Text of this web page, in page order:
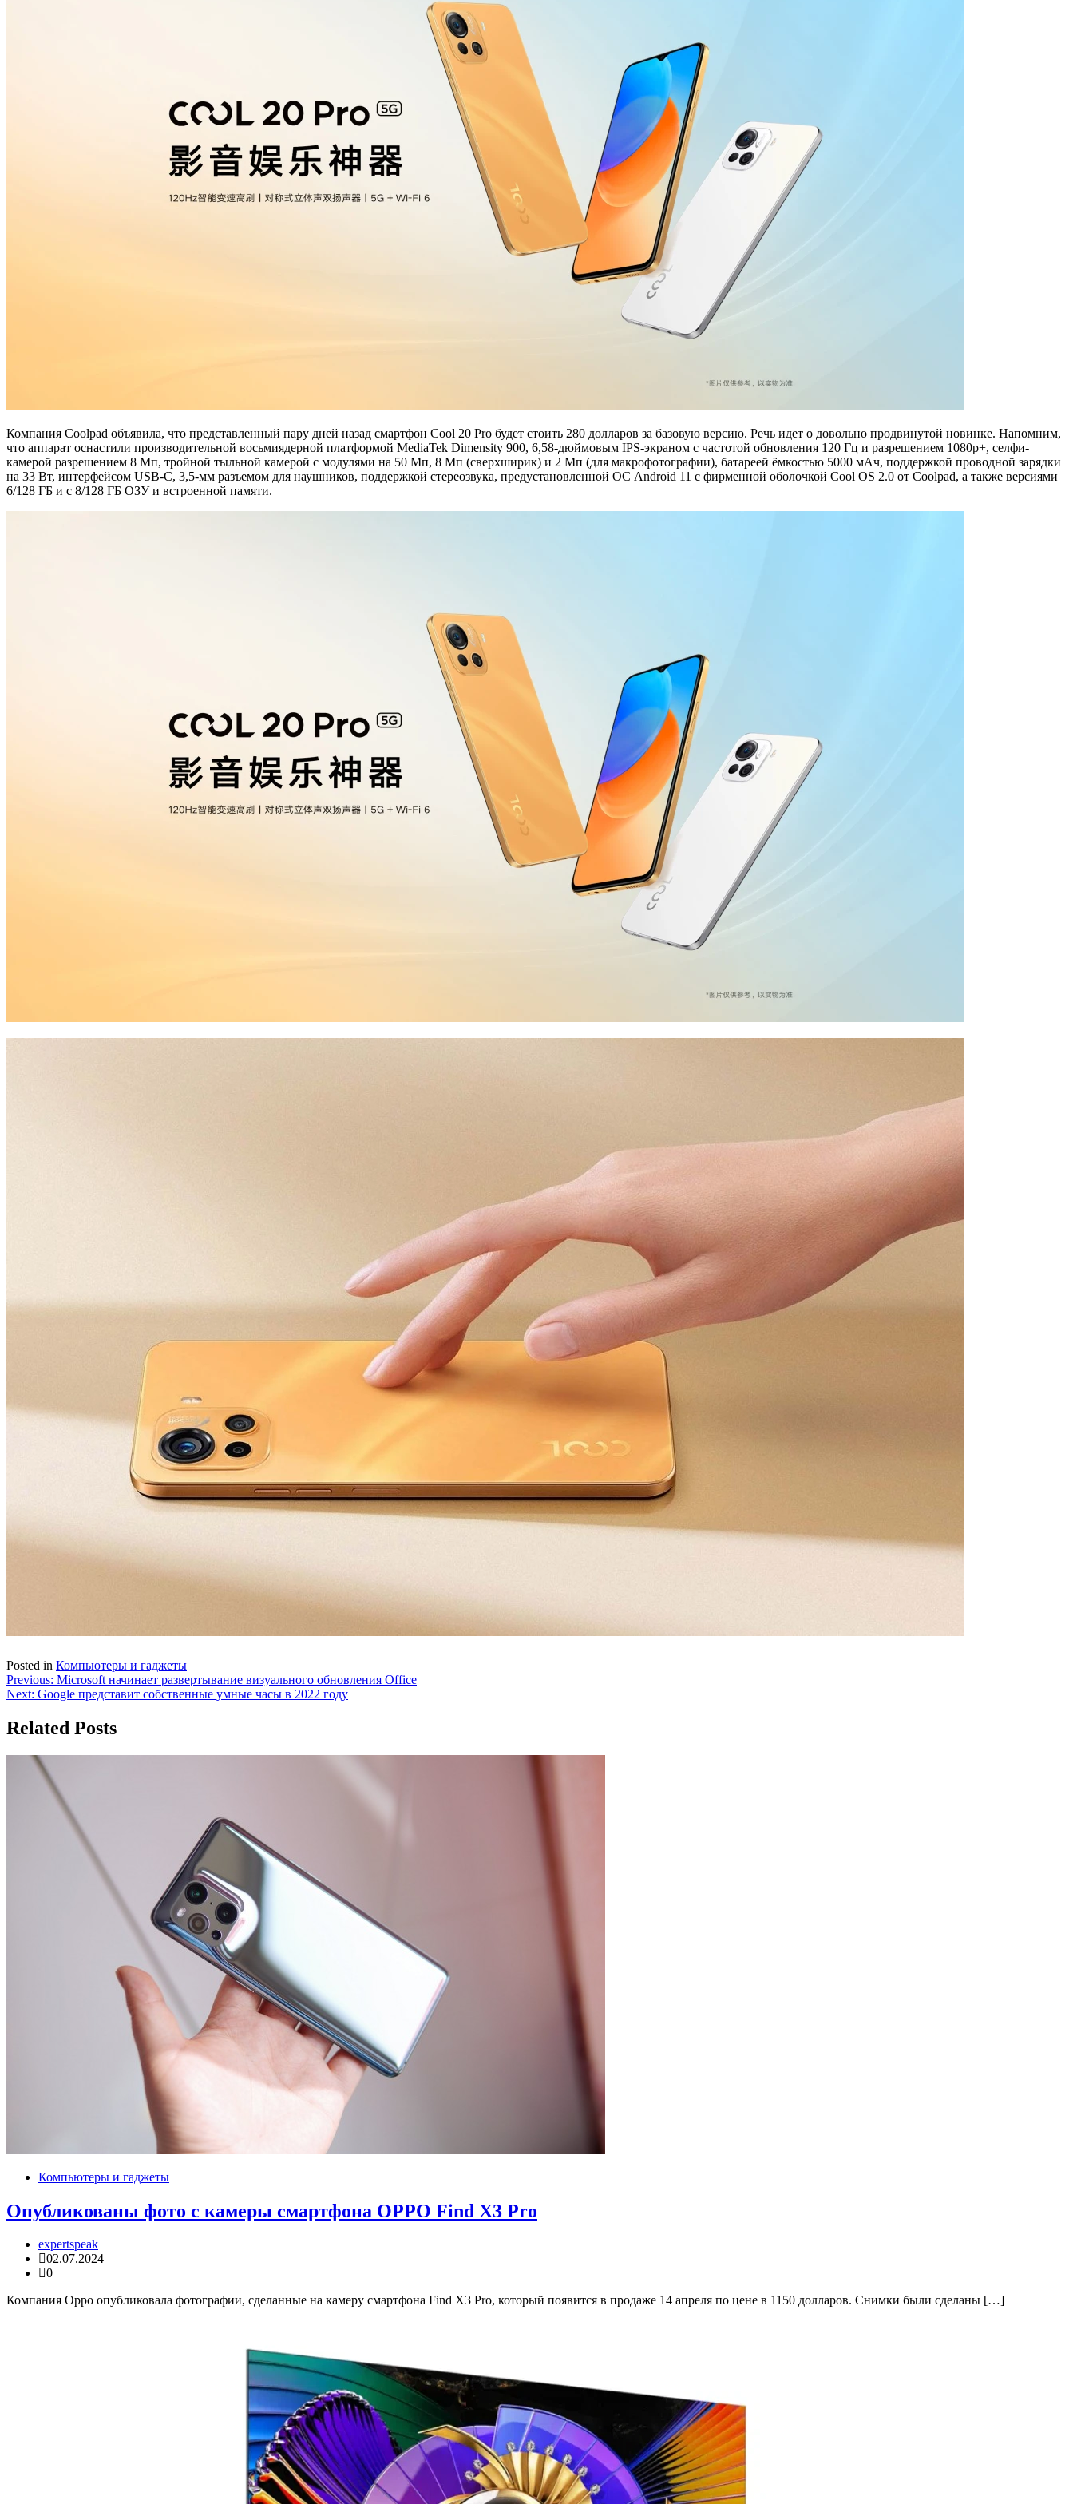
Компания Coolpad объявила, что представленный пару дней назад смартфон Cool 20 Pro будет стоить 280 долларов за базовую версию. Речь идет о довольно продвинутой новинке. Напомним,
что аппарат оснастили производительной восьмиядерной платформой MediaTek Dimensity 900, 6,58-дюймовым IPS-экраном с частотой обновления 120 Гц и разрешением 1080p+, селфи-
камерой разрешением 8 Мп, тройной тыльной камерой с модулями на 50 Мп, 8 Мп (сверхширик) и 2 Мп (для макрофотографии), батареей ёмкостью 5000 мАч, поддержкой проводной зарядки
на 33 Вт, интерфейсом USB-C, 3,5-мм разъемом для наушников, поддержкой стереозвука, предустановленной ОС Android 11 с фирменной оболочкой Cool OS 2.0 от Coolpad, а также версиями
6/128 ГБ и с 8/128 ГБ ОЗУ и встроенной памяти.
Posted in Компьютеры и гаджеты
Навигация
по
записям
Previous: Microsoft начинает развертывание визуального обновления Office
Next: Google представит собственные умные часы в 2022 году
Related Posts
Компьютеры и гаджеты
Опубликованы фото с камеры смартфона OPPO Find X3 Pro
expertspeak
02.07.2024
0
Компания Oppo опубликовала фотографии, сделанные на камеру смартфона Find X3 Pro, который появится в продаже 14 апреля по цене в 1150 долларов. Снимки были сделаны […]